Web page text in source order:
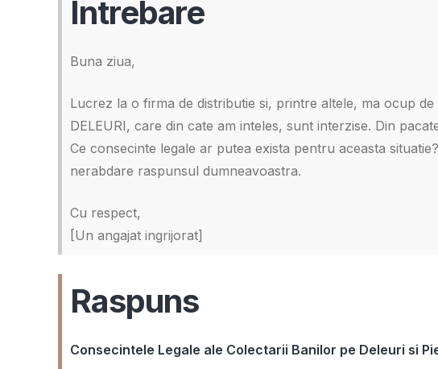
Intrebare
Buna ziua,
Lucrez la o firma de distributie si, printre altele, ma ocup
DELEURI, care din cate am inteles, sunt interzise. Din
Ce consecinte legale ar putea exista pentru aceasta
nerabdare raspunsul dumneavoastra.
Cu respect,
[Un angajat ingrijorat]
Raspuns
Consecintele Legale ale Colectarii Banilor pe Deleuri si